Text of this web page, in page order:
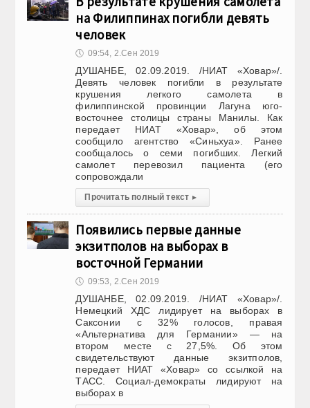
на Филиппинах погибли девять
человек
🕔 09:54, 2.Сен 2019
ДУШАНБЕ, 02.09.2019. /НИАТ «Ховар»/.
Девять человек погибли в результате
крушения легкого самолета в
филиппинской провинции Лагуна юго-
восточнее столицы страны Манилы. Как
передает НИАТ «Ховар», об этом
сообщило агентство «Синьхуа». Ранее
сообщалось о семи погибших. Легкий
самолет перевозил пациента (его
сопровождали
Прочитать полный текст ▸
Появились первые данные
экзитполов на выборах в
восточной Германии
🕔 09:53, 2.Сен 2019
ДУШАНБЕ, 02.09.2019. /НИАТ «Ховар»/.
Немецкий ХДС лидирует на выборах в
Саксонии с 32% голосов, правая
«Альтернатива для Германии» — на
втором месте с 27,5%. Об этом
свидетельствуют данные экзитполов,
передает НИАТ «Ховар» со ссылкой на
ТАСС. Социал-демократы лидируют на
выборах в